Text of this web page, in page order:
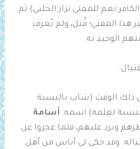
نعم للمفتي نزار الحلبي) ثم
هذا المفتي؛ قُتل، ولم يُعرف
الوحيد به.
ذلك الوقت (شاب بالنسبة
لعلمه) اسمه: أسامة
ويرد عليهم، فلما عجزوا عن
وقد حكى لي أناس من أهل